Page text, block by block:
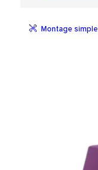
Montage simple